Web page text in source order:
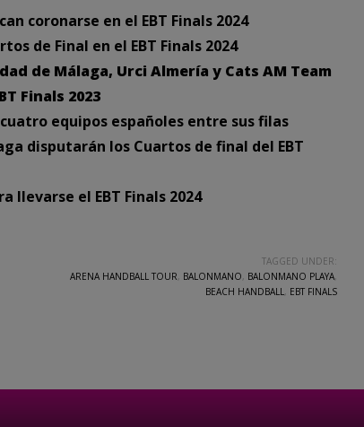
coronarse en el EBT Finals 2024
de Final en el EBT Finals 2024
de Málaga, Urci Almería y Cats AM Team
Finals 2023
cuatro equipos españoles entre sus filas
disputarán los Cuartos de final del EBT
llevarse el EBT Finals 2024
TAGGED UNDER:
ARENA HANDBALL TOUR, BALONMANO, BALONMANO PLAYA,
BEACH HANDBALL, EBT FINALS